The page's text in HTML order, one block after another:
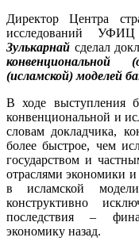
Директор Центра
исследований
Зулькарнай сделал
(исламской) моделей
В ходе выступления
конвенциональной и
словам докладчика,
более быстрое, чем
государством и
отраслями экономики
в исламской
конструктивно
последствия –
экономику назад.